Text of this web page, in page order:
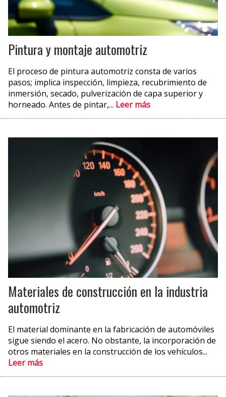
Pintura y montaje automotriz
El proceso de pintura automotriz consta de varios
pasos; implica inspección, limpieza, recubrimiento de
inmersión, secado, pulverización de capa superior y
horneado. Antes de pintar,... Leer más
Materiales de construcción en la industria
automotriz
El material dominante en la fabricación de automóviles
sigue siendo el acero. No obstante, la incorporación de
otros materiales en la construcción de los vehículos...
Leer más